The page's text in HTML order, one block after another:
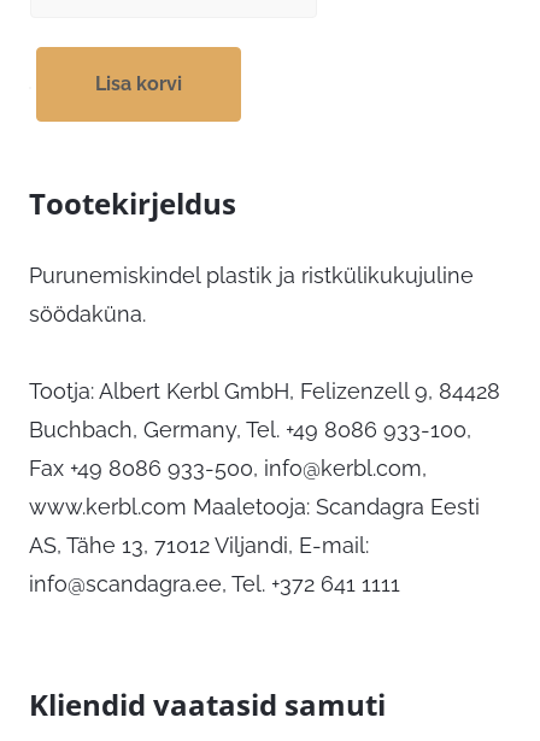
Lisa korvi
Tootekirjeldus
Purunemiskindel plastik ja ristkülikukujuline
söödaküna.
Tootja: Albert Kerbl GmbH, Felizenzell 9, 84428
Buchbach, Germany, Tel. +49 8086 933-100,
Fax +49 8086 933-500, info@kerbl.com,
www.kerbl.com Maaletooja: Scandagra Eesti
AS, Tähe 13, 71012 Viljandi, E-mail:
info@scandagra.ee, Tel. +372 641 1111
Kliendid vaatasid samuti